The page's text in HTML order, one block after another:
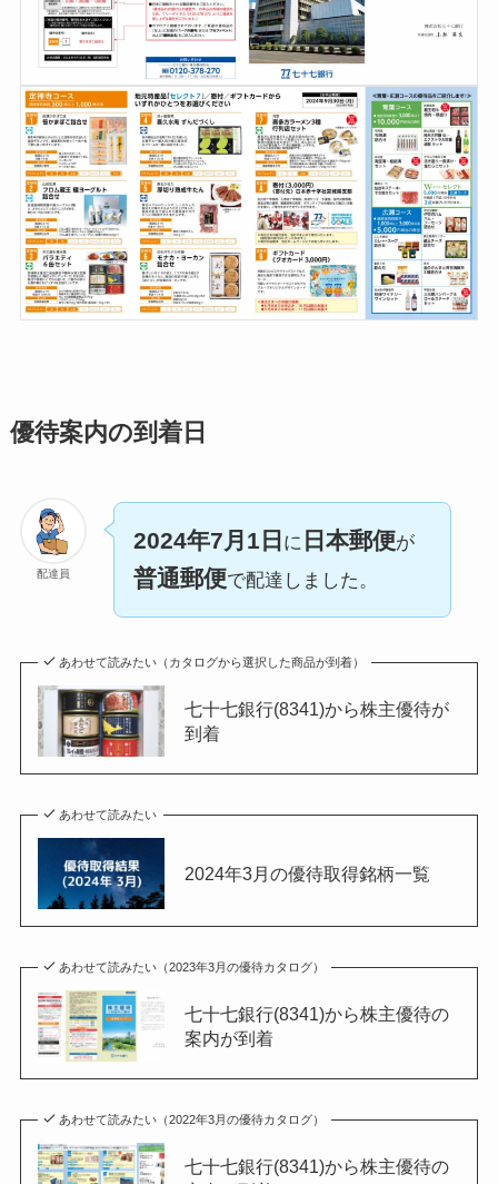
優待案内の到着日
配達員
2024年7月1日 に 日本郵便が
普通郵便で配達しました。
あわせて読みたい（カタログから選択した商品が到着）
七十七銀行(8341)から株主優待が
到着
あわせて読みたい
2024年3月の優待取得銘柄一覧
あわせて読みたい（2023年3月の優待カタログ）
七十七銀行(8341)から株主優待の
案内が到着
あわせて読みたい（2022年3月の優待カタログ）
七十七銀行(8341)から株主優待の